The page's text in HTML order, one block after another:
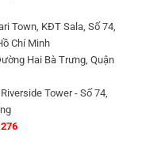
Town, KĐT Sala, Số 74,
Chí Minh
Hai Bà Trưng, Quận
Tower - Số 74,